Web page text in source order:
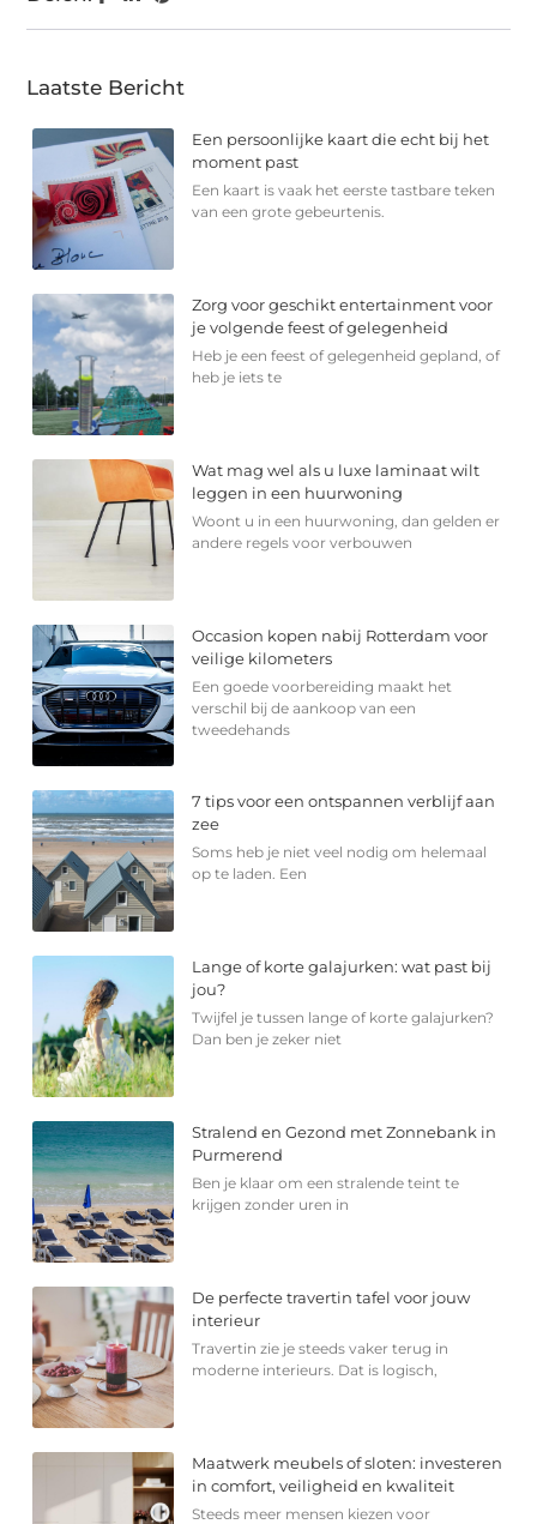
Laatste Bericht
Een persoonlijke kaart die echt bij het
moment past
Een kaart is vaak het eerste tastbare teken
van een grote gebeurtenis.
Zorg voor geschikt entertainment voor
je volgende feest of gelegenheid
Heb je een feest of gelegenheid gepland, of
heb je iets te
Wat mag wel als u luxe laminaat wilt
leggen in een huurwoning
Woont u in een huurwoning, dan gelden er
andere regels voor verbouwen
Occasion kopen nabij Rotterdam voor
veilige kilometers
Een goede voorbereiding maakt het
verschil bij de aankoop van een
tweedehands
7 tips voor een ontspannen verblijf aan
zee
Soms heb je niet veel nodig om helemaal
op te laden. Een
Lange of korte galajurken: wat past bij
jou?
Twijfel je tussen lange of korte galajurken?
Dan ben je zeker niet
Stralend en Gezond met Zonnebank in
Purmerend
Ben je klaar om een stralende teint te
krijgen zonder uren in
De perfecte travertin tafel voor jouw
interieur
Travertin zie je steeds vaker terug in
moderne interieurs. Dat is logisch,
Maatwerk meubels of sloten: investeren
in comfort, veiligheid en kwaliteit
Steeds meer mensen kiezen voor